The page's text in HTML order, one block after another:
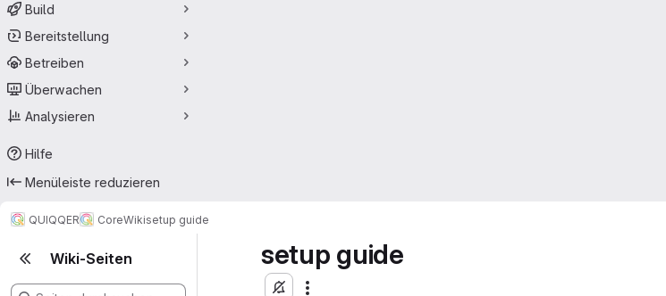
Build
Bereitstellung
Betreiben
Überwachen
Analysieren
Hilfe
Menüleiste reduzieren
QUIQQER CoreWikisetup guide
Wiki-Seiten setup guide